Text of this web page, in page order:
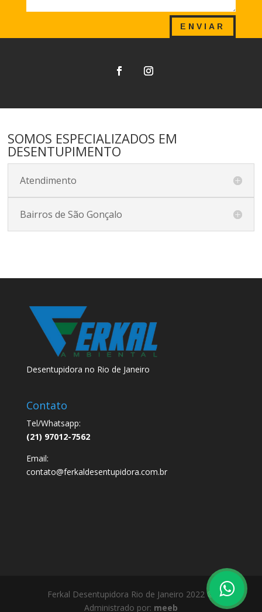
ENVIAR
SOMOS ESPECIALIZADOS EM
DESENTUPIMENTO
Atendimento
Bairros de São Gonçalo
Desentupidora no Rio de Janeiro
Contato
Tel/Whatsapp:
(21) 97012-7562
Email:
contato@ferkaldesentupidora.com.br
Ferkal Desentupidora Rio de Janeiro 2022 ©
Administrado por: meeb